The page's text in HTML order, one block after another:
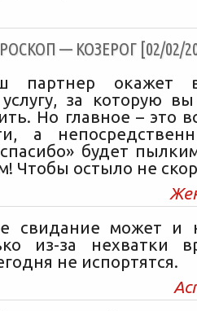
— КОЗЕРОГ [02/02/
партнер окажет
за которую
Но главное – это
а
будет
Чтобы остыло не
свидание может и
из-за нехватки
не испортятся.